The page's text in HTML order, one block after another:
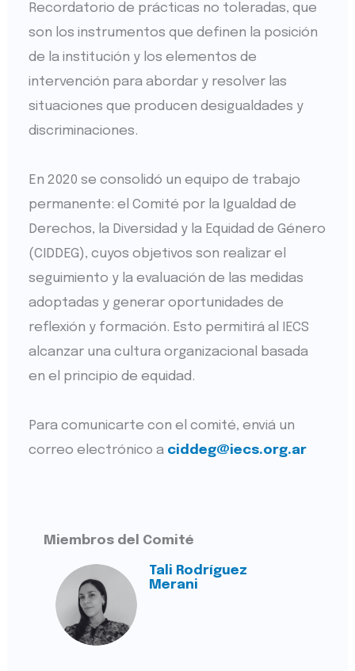
Recordatorio de prácticas no toleradas, que
son los instrumentos que definen la posición
de la institución y los elementos de
intervención para abordar y resolver las
situaciones que producen desigualdades y
discriminaciones.
En 2020 se consolidó un equipo de trabajo
permanente: el Comité por la Igualdad de
Derechos, la Diversidad y la Equidad de Género
(CIDDEG), cuyos objetivos son realizar el
seguimiento y la evaluación de las medidas
adoptadas y generar oportunidades de
reflexión y formación. Esto permitirá al IECS
alcanzar una cultura organizacional basada
en el principio de equidad.
Para comunicarte con el comité, enviá un
correo electrónico a ciddeg@iecs.org.ar
Miembros del Comité
Tali Rodríguez
Merani